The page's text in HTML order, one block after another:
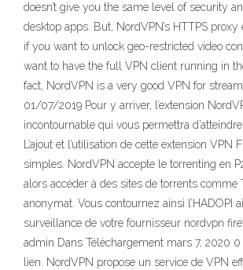
doesn’t give you the same level of security
desktop apps. But, NordVPN’s HTTPS proxy
if you want to unlock geo-restricted video
want to have the full VPN client running in
fact, NordVPN is a very good VPN for
01/07/2019 Pour y arriver, l’extension
incontournable qui vous permettra
L’ajout et l’utilisation de cette extension VPN
simples. NordVPN accepte le torrenting en
alors accéder à des sites de torrents comme
anonymat. Vous contournez ainsi l’HADOPI
surveillance de votre fournisseur nordvpn
admin Dans Téléchargement mars 7, 2020
lien. NordVPN propose un service de VPN